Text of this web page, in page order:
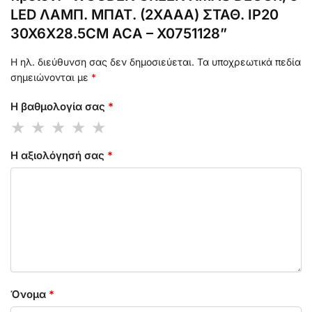
LED ΛΑΜΠ. ΜΠΑΤ. (2XAAA) ΣΤΑΘ. IP20
30X6X28.5CM ACA – X0751128”
Η ηλ. διεύθυνση σας δεν δημοσιεύεται. Τα υποχρεωτικά πεδία
σημειώνονται με *
Η βαθμολογία σας *
Η αξιολόγησή σας *
Όνομα *